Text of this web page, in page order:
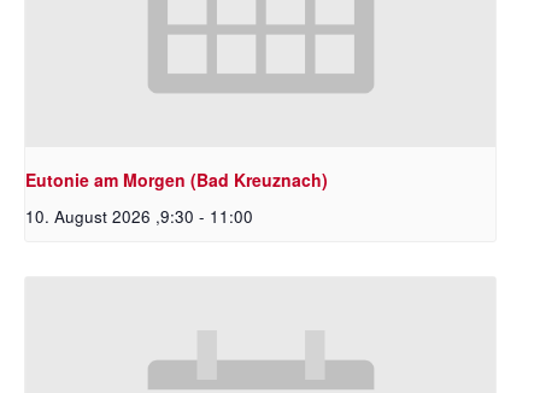
Eutonie am Morgen (Bad Kreuznach)
10. August 2026 ,9:30 - 11:00